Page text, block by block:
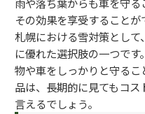
その効果を享受することが
札幌における雪対策とし
に優れた選択肢の一つで
物や車をしっかりと守る
品は、長期的に見てもコ
言えるでしょう。